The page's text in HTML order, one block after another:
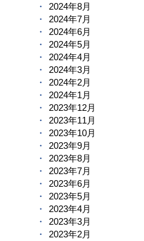
2024年8月
2024年7月
2024年6月
2024年5月
2024年4月
2024年3月
2024年2月
2024年1月
2023年12月
2023年11月
2023年10月
2023年9月
2023年8月
2023年7月
2023年6月
2023年5月
2023年4月
2023年3月
2023年2月